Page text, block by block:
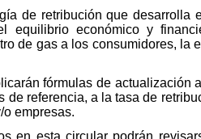
de retribución que desarrolla
equilibrio económico y
de gas a los consumidores, la
fórmulas de actualización
de referencia, a la tasa de
empresas.
en esta circular podrán